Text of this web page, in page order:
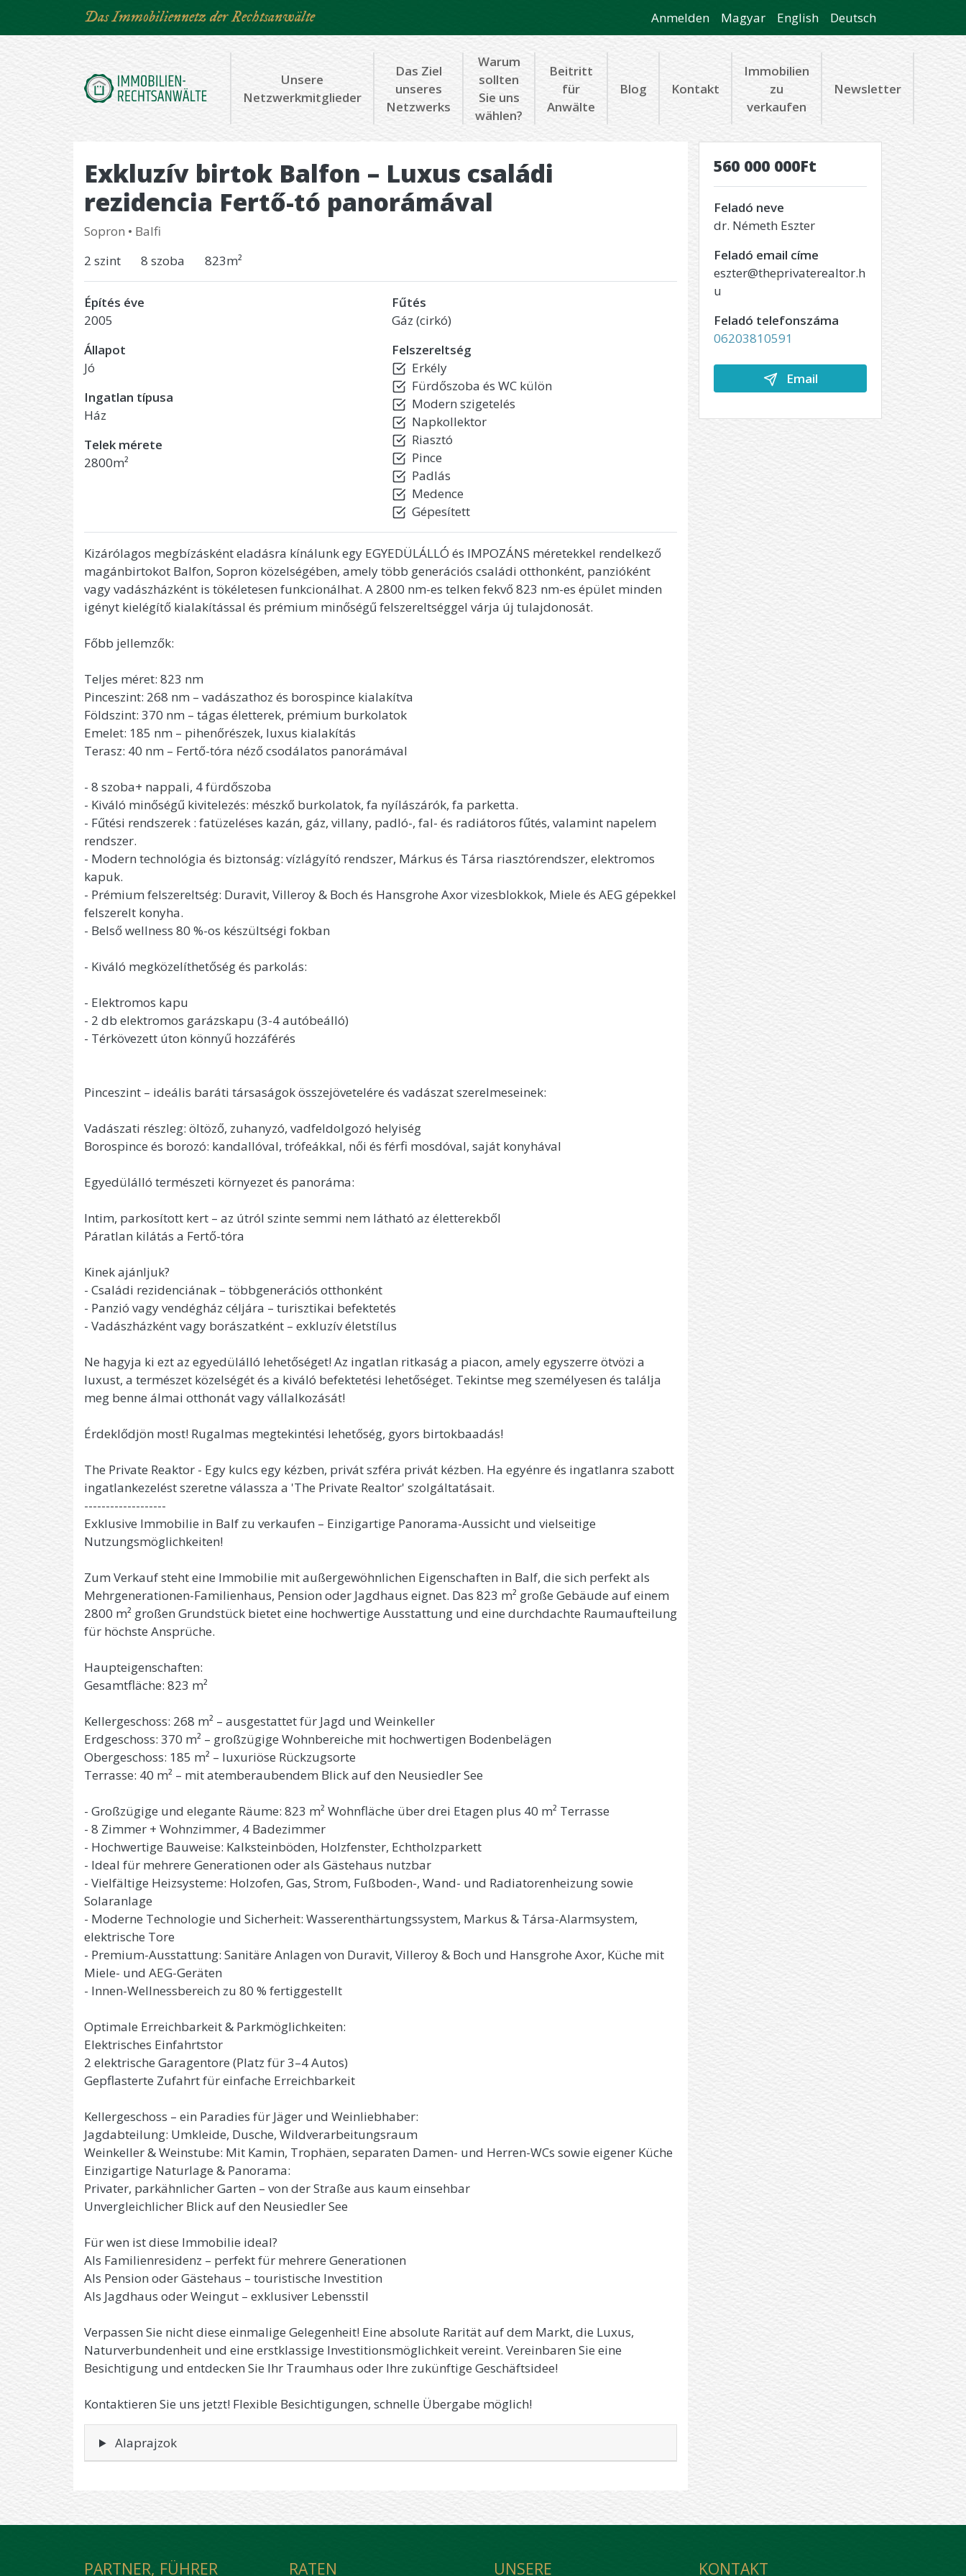
Das Immobiliennetz der Rechtsanwälte Anmelden Magyar English Deutsch
Unsere
Netzwerkmitglieder
Das Ziel
unseres
Netzwerks
Warum
sollten
Sie uns
wählen?
Beitritt
für
Anwälte
Blog Kontakt
Immobilien
zu
verkaufen
Newsletter
Exkluzív birtok Balfon – Luxus családi
rezidencia Fertő-tó panorámával
Sopron • Balfi
2 szint
8 szoba 823m²
Építés éve
2005
Állapot
Jó
Ingatlan típusa
Ház
Telek mérete
2800m²
Fűtés
Gáz (cirkó)
Felszereltség
Erkély
Fürdőszoba és WC külön
Modern szigetelés
Napkollektor
Riasztó
Pince
Padlás
Medence
Gépesített
Kizárólagos megbízásként eladásra kínálunk egy EGYEDÜLÁLLÓ és IMPOZÁNS méretekkel rendelkező
magánbirtokot Balfon, Sopron közelségében, amely több generációs családi otthonként, panzióként
vagy vadászházként is tökéletesen funkcionálhat. A 2800 nm-es telken fekvő 823 nm-es épület minden
igényt kielégítő kialakítással és prémium minőségű felszereltséggel várja új tulajdonosát.
Főbb jellemzők:
Teljes méret: 823 nm
Pinceszint: 268 nm – vadászathoz és borospince kialakítva
Földszint: 370 nm – tágas életterek, prémium burkolatok
Emelet: 185 nm – pihenőrészek, luxus kialakítás
Terasz: 40 nm – Fertő-tóra néző csodálatos panorámával
- 8 szoba+ nappali, 4 fürdőszoba
- Kiváló minőségű kivitelezés: mészkő burkolatok, fa nyílászárók, fa parketta.
- Fűtési rendszerek : fatüzeléses kazán, gáz, villany, padló-, fal- és radiátoros fűtés, valamint napelem
rendszer.
- Modern technológia és biztonság: vízlágyító rendszer, Márkus és Társa riasztórendszer, elektromos
kapuk.
- Prémium felszereltség: Duravit, Villeroy & Boch és Hansgrohe Axor vizesblokkok, Miele és AEG gépekkel
felszerelt konyha.
- Belső wellness 80 %-os készültségi fokban
- Kiváló megközelíthetőség és parkolás:
- Elektromos kapu
- 2 db elektromos garázskapu (3-4 autóbeálló)
- Térkövezett úton könnyű hozzáférés
Pinceszint – ideális baráti társaságok összejövetelére és vadászat szerelmeseinek:
Vadászati részleg: öltöző, zuhanyzó, vadfeldolgozó helyiség
Borospince és borozó: kandallóval, trófeákkal, női és férfi mosdóval, saját konyhával
Egyedülálló természeti környezet és panoráma:
Intim, parkosított kert – az útról szinte semmi nem látható az életterekből
Páratlan kilátás a Fertő-tóra
Kinek ajánljuk?
- Családi rezidenciának – többgenerációs otthonként
- Panzió vagy vendégház céljára – turisztikai befektetés
- Vadászházként vagy borászatként – exkluzív életstílus
Ne hagyja ki ezt az egyedülálló lehetőséget! Az ingatlan ritkaság a piacon, amely egyszerre ötvözi a
luxust, a természet közelségét és a kiváló befektetési lehetőséget. Tekintse meg személyesen és találja
meg benne álmai otthonát vagy vállalkozását!
Érdeklődjön most! Rugalmas megtekintési lehetőség, gyors birtokbaadás!
The Private Reaktor - Egy kulcs egy kézben, privát szféra privát kézben. Ha egyénre és ingatlanra szabott
ingatlankezelést szeretne válassza a 'The Private Realtor' szolgáltatásait.
-------------------
Exklusive Immobilie in Balf zu verkaufen – Einzigartige Panorama-Aussicht und vielseitige
Nutzungsmöglichkeiten!
Zum Verkauf steht eine Immobilie mit außergewöhnlichen Eigenschaften in Balf, die sich perfekt als
Mehrgenerationen-Familienhaus, Pension oder Jagdhaus eignet. Das 823 m² große Gebäude auf einem
2800 m² großen Grundstück bietet eine hochwertige Ausstattung und eine durchdachte Raumaufteilung
für höchste Ansprüche.
Haupteigenschaften:
Gesamtfläche: 823 m²
Kellergeschoss: 268 m² – ausgestattet für Jagd und Weinkeller
Erdgeschoss: 370 m² – großzügige Wohnbereiche mit hochwertigen Bodenbelägen
Obergeschoss: 185 m² – luxuriöse Rückzugsorte
Terrasse: 40 m² – mit atemberaubendem Blick auf den Neusiedler See
- Großzügige und elegante Räume: 823 m² Wohnfläche über drei Etagen plus 40 m² Terrasse
- 8 Zimmer + Wohnzimmer, 4 Badezimmer
- Hochwertige Bauweise: Kalksteinböden, Holzfenster, Echtholzparkett
- Ideal für mehrere Generationen oder als Gästehaus nutzbar
- Vielfältige Heizsysteme: Holzofen, Gas, Strom, Fußboden-, Wand- und Radiatorenheizung sowie
Solaranlage
- Moderne Technologie und Sicherheit: Wasserenthärtungssystem, Markus & Társa-Alarmsystem,
elektrische Tore
- Premium-Ausstattung: Sanitäre Anlagen von Duravit, Villeroy & Boch und Hansgrohe Axor, Küche mit
Miele- und AEG-Geräten
- Innen-Wellnessbereich zu 80 % fertiggestellt
Optimale Erreichbarkeit & Parkmöglichkeiten:
Elektrisches Einfahrtstor
2 elektrische Garagentore (Platz für 3–4 Autos)
Gepflasterte Zufahrt für einfache Erreichbarkeit
Kellergeschoss – ein Paradies für Jäger und Weinliebhaber:
Jagdabteilung: Umkleide, Dusche, Wildverarbeitungsraum
Weinkeller & Weinstube: Mit Kamin, Trophäen, separaten Damen- und Herren-WCs sowie eigener Küche
Einzigartige Naturlage & Panorama:
Privater, parkähnlicher Garten – von der Straße aus kaum einsehbar
Unvergleichlicher Blick auf den Neusiedler See
Für wen ist diese Immobilie ideal?
Als Familienresidenz – perfekt für mehrere Generationen
Als Pension oder Gästehaus – touristische Investition
Als Jagdhaus oder Weingut – exklusiver Lebensstil
Verpassen Sie nicht diese einmalige Gelegenheit! Eine absolute Rarität auf dem Markt, die Luxus,
Naturverbundenheit und eine erstklassige Investitionsmöglichkeit vereint. Vereinbaren Sie eine
Besichtigung und entdecken Sie Ihr Traumhaus oder Ihre zukünftige Geschäftsidee!
Kontaktieren Sie uns jetzt! Flexible Besichtigungen, schnelle Übergabe möglich!
Alaprajzok
560 000 000Ft
Feladó neve
dr. Németh Eszter
Feladó email címe
eszter@theprivaterealtor.h
u
Feladó telefonszáma
06203810591
Email
PARTNER, FÜHRER RATEN UNSERE KONTAKT